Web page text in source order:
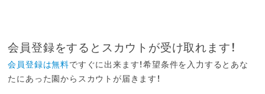
会員登録をするとスカウトが受け取れます！
会員登録は無料ですぐに出来ます！希望条件を入力するとあな
たにあった園からスカウトが届きます！